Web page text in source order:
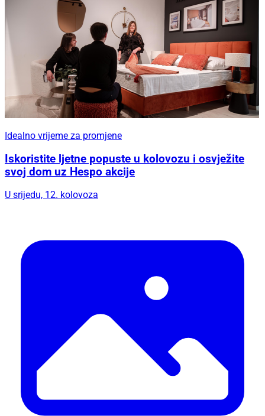
Idealno vrijeme za promjene
Iskoristite ljetne popuste u kolovozu i osvježite
svoj dom uz Hespo akcije
U srijedu, 12. kolovoza